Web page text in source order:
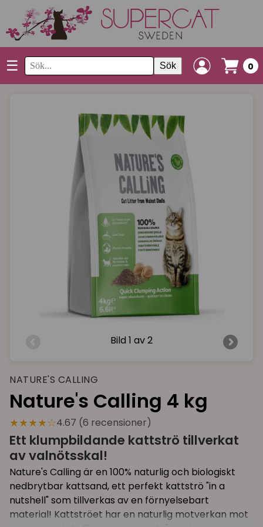
☰ Sök 0
Bild 1 av 2
NATURE'S CALLING
Nature's Calling 4 kg
★★★★☆4.67 (6 recensioner)
Ett klumpbildande kattströ tillverkat
av valnötsskal!
Nature's Calling är en 100% naturlig och biologiskt
nedbrytbar kattsand, ett perfekt kattströ "in a
nutshell" som tillverkas av en förnyelsebart
material! Kattströet har en naturlig motverkan mot